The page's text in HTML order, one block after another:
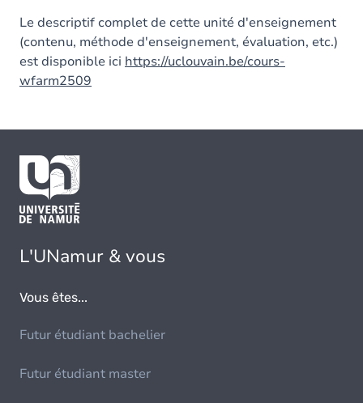
Le descriptif complet de cette unité d'enseignement
(contenu, méthode d'enseignement, évaluation, etc.)
est disponible ici https://uclouvain.be/cours-
wfarm2509
L'UNamur & vous
Vous êtes...
Futur étudiant bachelier
Futur étudiant master